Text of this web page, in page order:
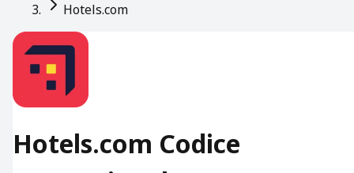
Hotels.com
Hotels.com Codice